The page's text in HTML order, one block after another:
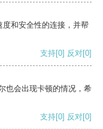
和安全性的连接，并帮
支持[0] 反对[0]
也会出现卡顿的情况，希
支持[0] 反对[0]